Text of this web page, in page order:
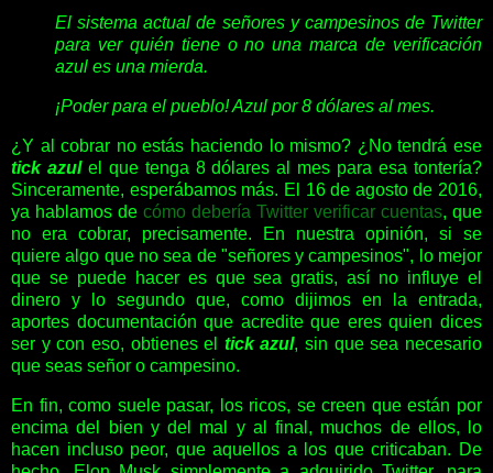
El sistema actual de señores y campesinos de Twitter
para ver quién tiene o no una marca de verificación
azul es una mierda.
¡Poder para el pueblo! Azul por 8 dólares al mes.
¿Y al cobrar no estás haciendo lo mismo? ¿No tendrá ese
tick azulel que tenga 8 dólares al mes para esa tontería?
Sinceramente, esperábamos más. El 16 de agosto de 2016,
ya hablamos de cómo debería Twitter verificar cuentas, que
no era cobrar, precisamente. En nuestra opinión, si se
quiere algo que no sea de "señores y campesinos", lo mejor
que se puede hacer es que sea gratis, así no influye el
dinero y lo segundo que, como dijimos en la entrada,
aportes documentación que acredite que eres quien dices
ser y con eso, obtienes el tick azul, sin que sea necesario
que seas señor o campesino.
En fin, como suele pasar, los ricos, se creen que están por
encima del bien y del mal y al final, muchos de ellos, lo
hacen incluso peor, que aquellos a los que criticaban. De